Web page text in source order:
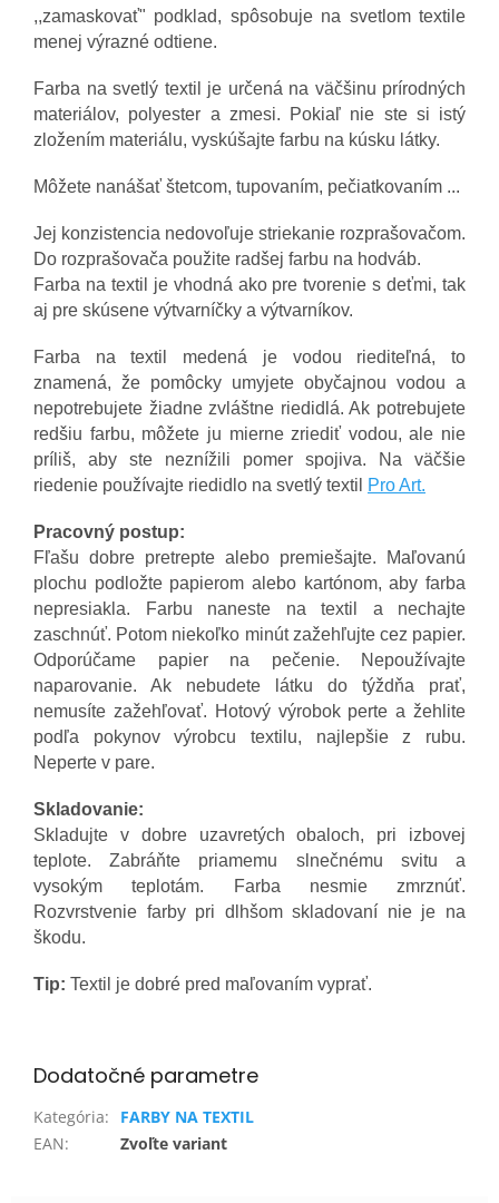
,,zamaskovať" podklad, spôsobuje na svetlom textile
menej výrazné odtiene.
Farba na svetlý textil je určená na väčšinu prírodných
materiálov, polyester a zmesi. Pokiaľ nie ste si istý
zložením materiálu, vyskúšajte farbu na kúsku látky.
Môžete nanášať štetcom, tupovaním, pečiatkovaním ...
Jej konzistencia nedovoľuje striekanie rozprašovačom.
Do rozprašovača použite radšej farbu na hodváb.
Farba na textil je vhodná ako pre tvorenie s deťmi, tak
aj pre skúsene výtvarníčky a výtvarníkov.
Farba na textil medená je vodou riediteľná, to
znamená, že pomôcky umyjete obyčajnou vodou a
nepotrebujete žiadne zvláštne riedidlá. Ak potrebujete
redšiu farbu, môžete ju mierne zriediť vodou, ale nie
príliš, aby ste neznížili pomer spojiva. Na väčšie
riedenie používajte riedidlo na svetlý textil
Pro Art.
Pracovný postup:
Fľašu dobre pretrepte alebo premiešajte. Maľovanú
plochu podložte papierom alebo kartónom, aby farba
nepresiakla. Farbu naneste na textil a nechajte
zaschnúť. Potom niekoľko minút zažehľujte cez papier.
Odporúčame papier na pečenie. Nepoužívajte
naparovanie. Ak nebudete látku do týždňa prať,
nemusíte zažehľovať. Hotový výrobok perte a žehlite
podľa pokynov výrobcu textilu, najlepšie z rubu.
Neperte v pare.
Skladovanie:
Skladujte v dobre uzavretých obaloch, pri izbovej
teplote. Zabráňte priamemu slnečnému svitu a
vysokým teplotám. Farba nesmie zmrznúť.
Rozvrstvenie farby pri dlhšom skladovaní nie je na
škodu.
Tip: Textil je dobré pred maľovaním vyprať.
Dodatočné parametre
Kategória:
FARBY NA TEXTIL
EAN: Zvoľte variant